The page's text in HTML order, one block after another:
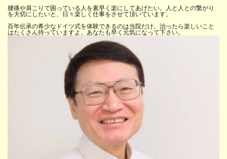
腰痛や肩こりで困っている人を素早く楽にしてあげたい。人と人との繋がり
を大切にしたいと、日々楽しく仕事をさせて頂いています。
百年伝承の希少なドイツ式を体験できるのは当院だけ。治ったら楽しいこと
はたくさん待っていますよ。あなたも早く元気になって下さい。